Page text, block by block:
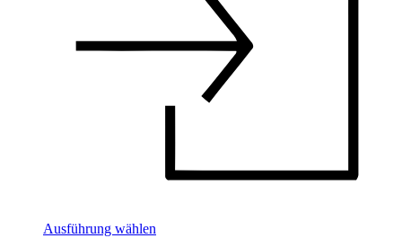
Ausführung wählen